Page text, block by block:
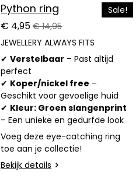
Sale!
Python ring
€ 4,95 € 14,95
JEWELLERY ALWAYS FITS
✔ Verstelbaar – Past altijd
perfect
✔ Koper/nickel free –
Geschikt voor gevoelige huid
✔ Kleur: Groen slangenprint
– Een unieke en gedurfde look
Voeg deze eye-catching ring
toe aan je collectie!
Bekijk details